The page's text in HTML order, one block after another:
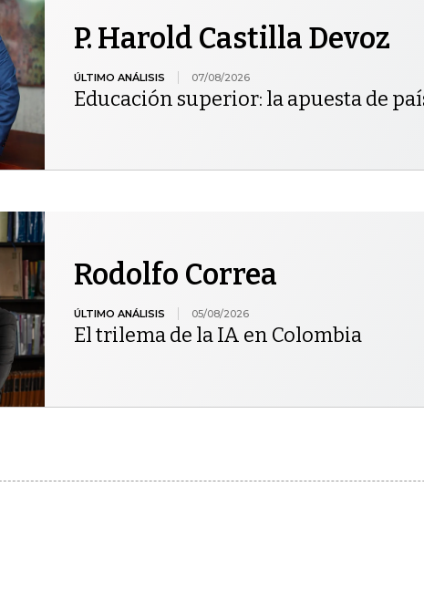
P. Harold Castilla Devoz
ÚLTIMO ANÁLISIS 07/08/2026
Educación superior: la apuesta de
Rodolfo Correa
ÚLTIMO ANÁLISIS 05/08/2026
El trilema de la IA en Colombia